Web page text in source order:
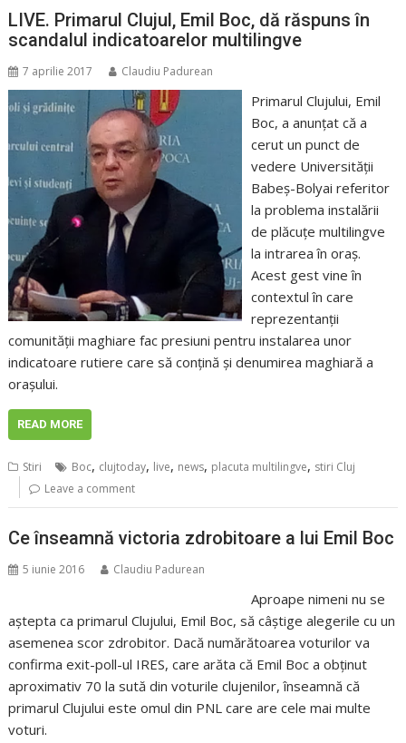
LIVE. Primarul Clujul, Emil Boc, dă răspuns în
scandalul indicatoarelor multilingve
7 aprilie 2017 Claudiu Padurean
Primarul Clujului, Emil
Boc, a anunţat că a
cerut un punct de
vedere Universităţii
Babeş-Bolyai referitor
la problema instalării
de plăcuţe multilingve
la intrarea în oraş.
Acest gest vine în
contextul în care
reprezentanţii
comunităţii maghiare fac presiuni pentru instalarea unor
indicatoare rutiere care să conţină şi denumirea maghiară a
oraşului.
READ MORE
Stiri Boc, clujtoday, live, news, placuta multilingve, stiri Cluj
Leave a comment
Ce înseamnă victoria zdrobitoare a lui Emil Boc
5 iunie 2016 Claudiu Padurean
Aproape nimeni nu se
aștepta ca primarul Clujului, Emil Boc, să câștige alegerile cu un
asemenea scor zdrobitor. Dacă numărătoarea voturilor va
confirma exit-poll-ul IRES, care arăta că Emil Boc a obținut
aproximativ 70 la sută din voturile clujenilor, înseamnă că
primarul Clujului este omul din PNL care are cele mai multe
voturi.